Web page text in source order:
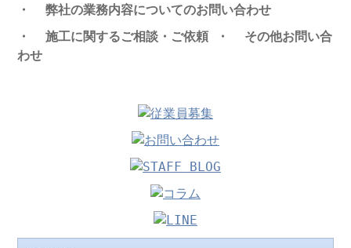
・弊社の業務内容についてのお問い合わせ
・施工に関するご相談・ご依頼 ・ その他お問い合
わせ